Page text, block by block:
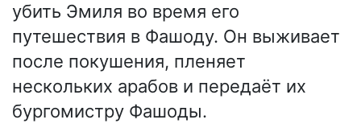
убить Эмиля во время его
путешествия в Фашоду. Он выживает
после покушения, пленяет
нескольких арабов и передаёт их
бургомистру Фашоды.